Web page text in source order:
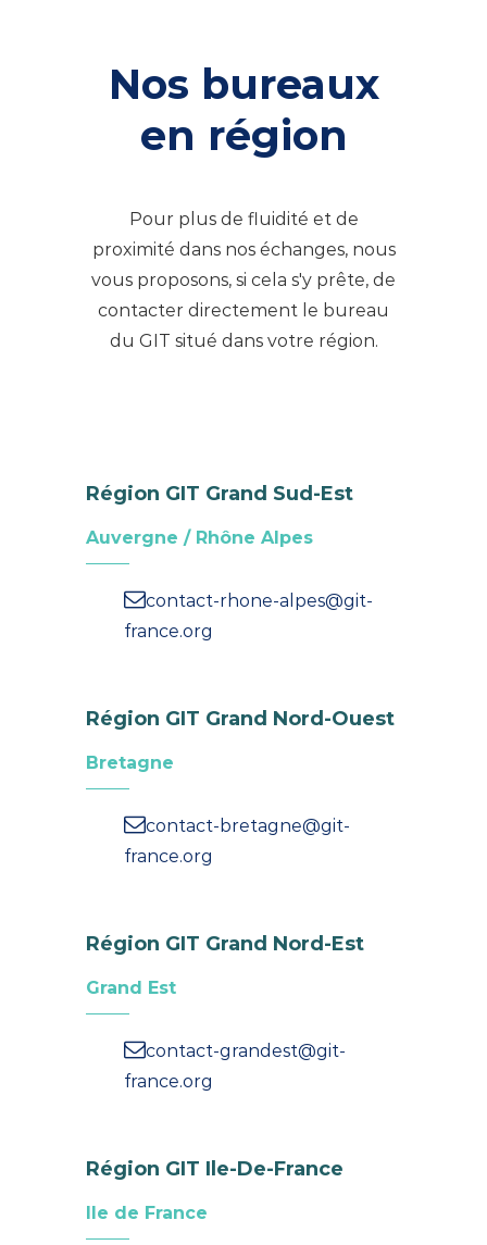
Nos bureaux
en région
Pour plus de fluidité et de
proximité dans nos échanges, nous
vous proposons, si cela s'y prête, de
contacter directement le bureau
du GIT situé dans votre région.
Région GIT Grand Sud-Est
Auvergne / Rhône Alpes
contact-rhone-alpes@git-
france.org
Région GIT Grand Nord-Ouest
Bretagne
contact-bretagne@git-
france.org
Région GIT Grand Nord-Est
Grand Est
contact-grandest@git-
france.org
Région GIT Ile-De-France
Ile de France